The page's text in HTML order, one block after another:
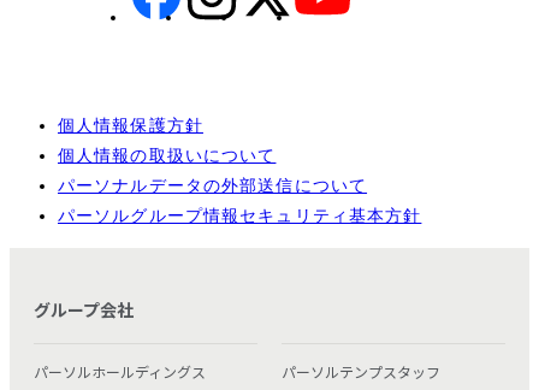
個人情報保護方針
個人情報の取扱いについて
パーソナルデータの外部送信について
パーソルグループ情報セキュリティ基本方針
グループ会社
パーソルホールディングス パーソルテンプスタッフ